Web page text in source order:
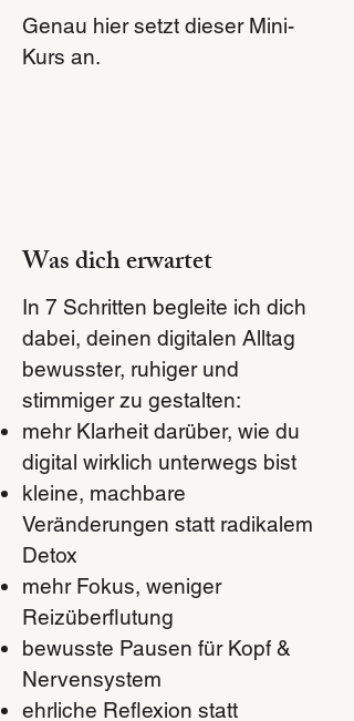
Genau hier setzt dieser Mini-
Kurs an.
Was dich erwartet
In 7 Schritten begleite ich dich
dabei, deinen digitalen Alltag
bewusster, ruhiger und
stimmiger zu gestalten:
mehr Klarheit darüber, wie du
digital wirklich unterwegs bist
kleine, machbare
Veränderungen statt radikalem
Detox
mehr Fokus, weniger
Reizüberflutung
bewusste Pausen für Kopf &
Nervensystem
ehrliche Reflexion statt